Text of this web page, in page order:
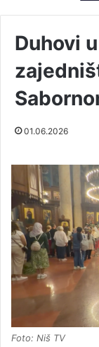
Duhovi
01.06.2026
Foto: Niš TV